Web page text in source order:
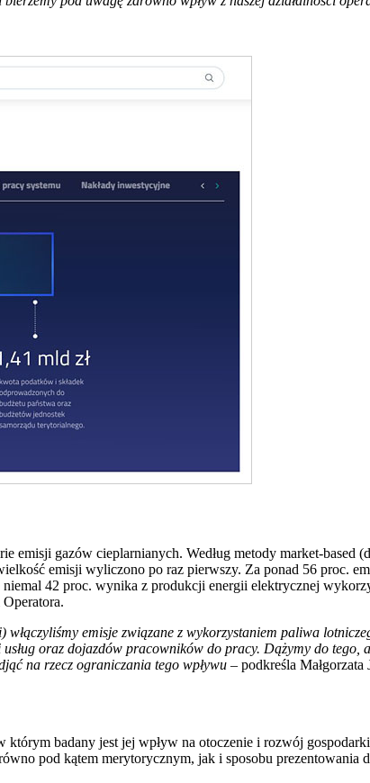
emisji gazów cieplarnianych. Według metody market-
emisji wyliczono po raz pierwszy. Za ponad 56 proc.
42 proc. wynika z produkcji energii elektrycznej
emisje związane z wykorzystaniem paliwa
oraz dojazdów pracowników do pracy. Dążymy do tego,
na rzecz ograniczania tego wpływu – podkreśla
którym badany jest jej wpływ na otoczenie i rozwój
pod kątem merytorycznym, jak i sposobu prezentowania